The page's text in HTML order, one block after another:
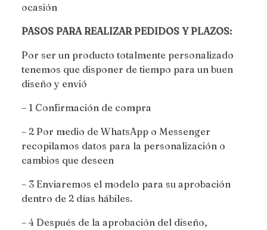
ocasión
PASOS PARA REALIZAR PEDIDOS Y PLAZOS:
Por ser un producto totalmente personalizado
tenemos que disponer de tiempo para un buen
diseño y envió
– 1 Confirmación de compra
– 2 Por medio de WhatsApp o Messenger
recopilamos datos para la personalización o
cambios que deseen
– 3 Enviaremos el modelo para su aprobación
dentro de 2 días hábiles.
– 4 Después de la aprobación del diseño,